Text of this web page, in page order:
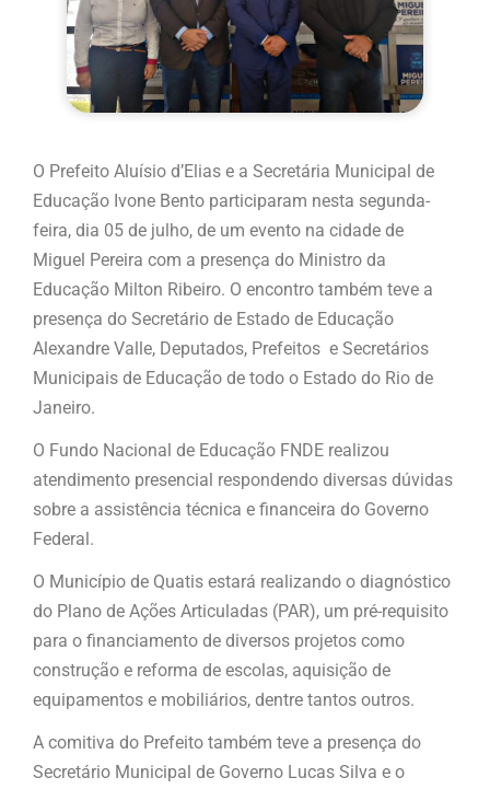
O Prefeito Aluísio d’Elias e a Secretária Municipal de
Educação Ivone Bento participaram nesta segunda-
feira, dia 05 de julho, de um evento na cidade de
Miguel Pereira com a presença do Ministro da
Educação Milton Ribeiro. O encontro também teve a
presença do Secretário de Estado de Educação
Alexandre Valle, Deputados, Prefeitos e Secretários
Municipais de Educação de todo o Estado do Rio de
Janeiro.
O Fundo Nacional de Educação FNDE realizou
atendimento presencial respondendo diversas dúvidas
sobre a assistência técnica e financeira do Governo
Federal.
O Município de Quatis estará realizando o diagnóstico
do Plano de Ações Articuladas (PAR), um pré-requisito
para o financiamento de diversos projetos como
construção e reforma de escolas, aquisição de
equipamentos e mobiliários, dentre tantos outros.
A comitiva do Prefeito também teve a presença do
Secretário Municipal de Governo Lucas Silva e o